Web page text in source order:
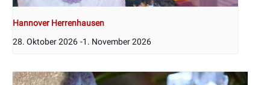
Hannover Herrenhausen
28. Oktober 2026 -1. November 2026